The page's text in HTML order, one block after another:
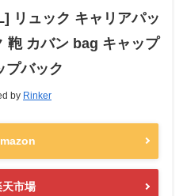
リュック キャリアパッ
鞄 カバン bag キャップ
プバック
by Rinker
天市場